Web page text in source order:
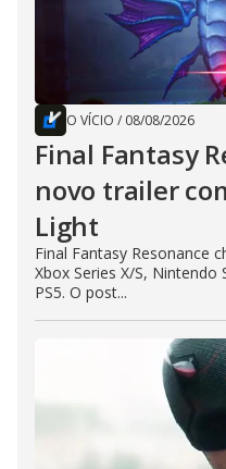
O VÍCIO / 08/08/2026
Final Fantasy
novo trailer
Light
Final Fantasy Resonance
Xbox Series X/S, Nintendo
PS5. O post...